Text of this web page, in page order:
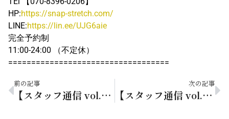
HP:https://snap-stretch.com/
LINE:https://lin.ee/UJG6aie
完全予約制
11:00-24:00 （不定休）
===================================
前の記事
【スタッフ通信 vol.219】夏はすぐそこ！薄着の季節に向けて準備したいこと
次の記事
【スタッフ通信 vol.221】脚の疲れを最小限に！靴選びのコツ